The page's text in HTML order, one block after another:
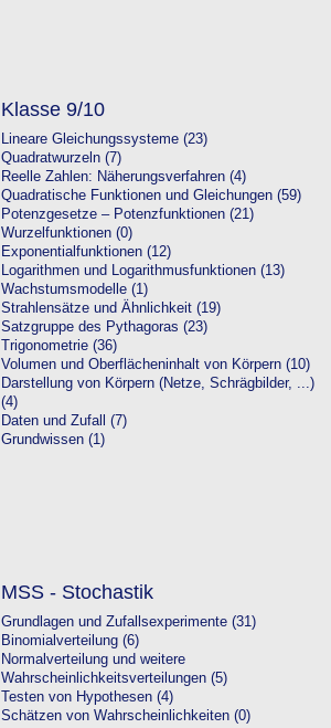
Klasse 9/10
Lineare Gleichungssysteme (23)
Quadratwurzeln (7)
Reelle Zahlen: Näherungsverfahren (4)
Quadratische Funktionen und Gleichungen (59)
Potenzgesetze – Potenzfunktionen (21)
Wurzelfunktionen (0)
Exponentialfunktionen (12)
Logarithmen und Logarithmusfunktionen (13)
Wachstumsmodelle (1)
Strahlensätze und Ähnlichkeit (19)
Satzgruppe des Pythagoras (23)
Trigonometrie (36)
Volumen und Oberflächeninhalt von Körpern (10)
Darstellung von Körpern (Netze, Schrägbilder, ...)
(4)
Daten und Zufall (7)
Grundwissen (1)
MSS - Stochastik
Grundlagen und Zufallsexperimente (31)
Binomialverteilung (6)
Normalverteilung und weitere
Wahrscheinlichkeitsverteilungen (5)
Testen von Hypothesen (4)
Schätzen von Wahrscheinlichkeiten (0)